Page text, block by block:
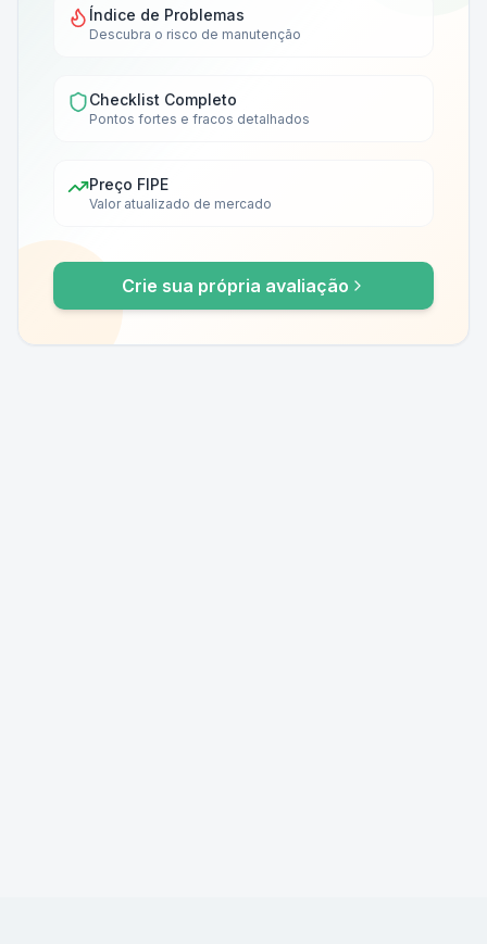
Índice de Problemas
Descubra o risco de manutenção
Checklist Completo
Pontos fortes e fracos detalhados
Preço FIPE
Valor atualizado de mercado
Crie sua própria avaliação